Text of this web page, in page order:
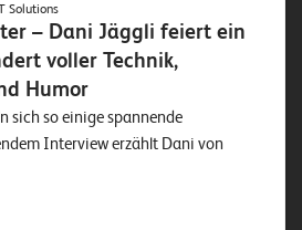
s
Solutions
– Dani Jäggli feiert ein
voller Technik,
Humor
sich so einige spannende
Interview erzählt Dani von